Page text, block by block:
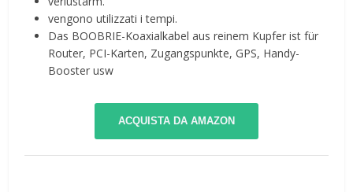
vengono utilizzati i tempi.
Das BOOBRIE-Koaxialkabel aus reinem Kupfer ist für
Router, PCI-Karten, Zugangspunkte, GPS, Handy-
Booster usw
ACQUISTA DA AMAZON